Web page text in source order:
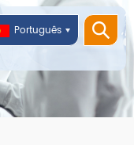
Português